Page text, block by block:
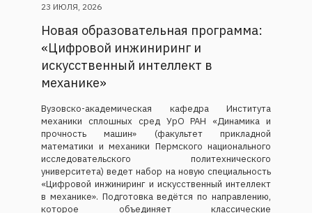
23 ИЮЛЯ, 2026
Новая образовательная программа:
«Цифровой инжиниринг и
искусственный интеллект в
механике»
Вузовско-академическая кафедра Института
механики сплошных сред УрО РАН «Динамика и
прочность машин» (факультет прикладной
математики и механики Пермского национального
исследовательского политехнического
университета) ведет набор на новую специальность
«Цифровой инжиниринг и искусственный интеллект
в механике». Подготовка ведётся по направлению,
которое объединяет классические